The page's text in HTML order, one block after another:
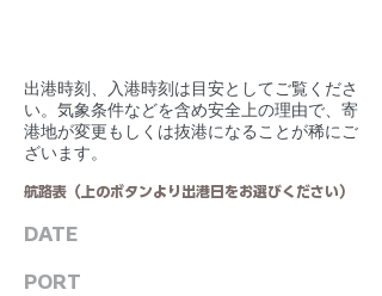
​出港時刻、入港時刻は目安としてご覧くださ
い。気象条件などを含め安全上の理由で、寄
港地が変更もしくは抜港になることが稀にご
ざいます。
航路表（上のボタンより出港日をお選びください）
DATE
PORT